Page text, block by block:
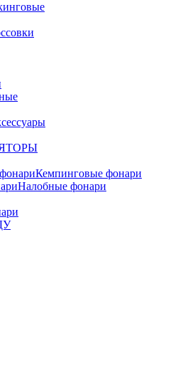
Кемпинговые фонари
Налобные фонари